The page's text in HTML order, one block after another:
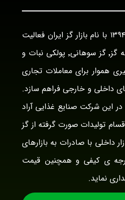
بازرگانی گز آراد در سال ۱۳۹۴ با نام بازار گز ایران فعالیت
خود رو در زمینه ی عرضه گز٬ گز سوهانی٬ پولکی نبات و
هموار برای معاملات تجاری
داخلی و خارجی فراهم سازد.
این شرکت صنایع غذایی آراد
تولیدات صورت گرفته از گز
داخلی با صادرات به بازارهای
درجه ی کیفی و همچنین قیمت
نماید.